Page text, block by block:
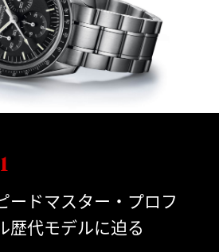
ードマスター・プロフ
歴代モデルに迫る